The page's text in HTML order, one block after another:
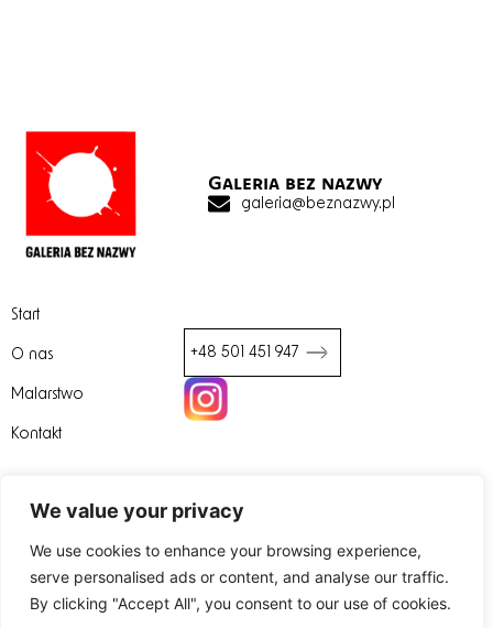
We value your privacy
We use cookies to enhance your browsing experience,
serve personalised ads or content, and analyse our traffic.
By clicking "Accept All", you consent to our use of cookies.
Start
Malarstwo
Kontakt